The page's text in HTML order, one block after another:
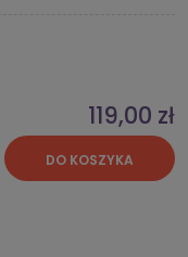
119,00 zł
DO KOSZYKA